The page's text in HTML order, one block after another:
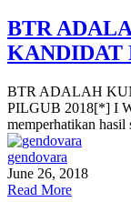
BTR
KANDIDAT
BTR ADALAH
PILGUB 2018[*] I
memperhatikan
gendovara
June 26, 2018
Read More